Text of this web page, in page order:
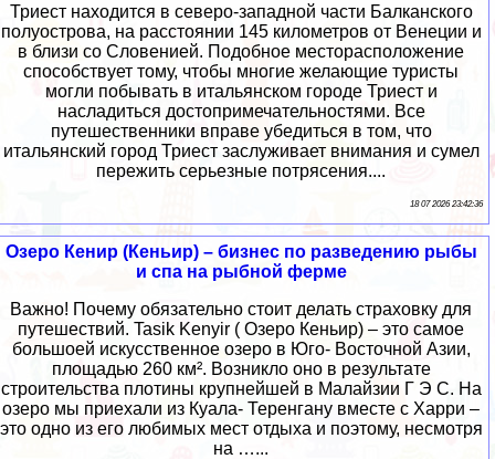
Триест находится в северо-западной части Балканского
полуострова, на расстоянии 145 километров от Венеции и
в близи со Словенией. Подобное месторасположение
способствует тому, чтобы многие желающие туристы
могли побывать в итальянском городе Триест и
насладиться достопримечательностями. Все
путешественники вправе убедиться в том, что
итальянский город Триест заслуживает внимания и сумел
пережить серьезные потрясения....
18 07 2026 23:42:36
Озеро Кенир (Кеньир) – бизнес по разведению рыбы
и спа на рыбной ферме
Важно! Почему обязательно стоит делать страховку для
путешествий. Tasik Kenyir ( Озеро Кеньир) – это самое
большоей искусственное озеро в Юго- Восточной Азии,
площадью 260 км². Возникло оно в результате
строительства плотины крупнейшей в Малайзии Г Э С. На
озеро мы приехали из Куала- Теренгану вместе с Харри –
это одно из его любимых мест отдыха и поэтому, несмотря
на …...